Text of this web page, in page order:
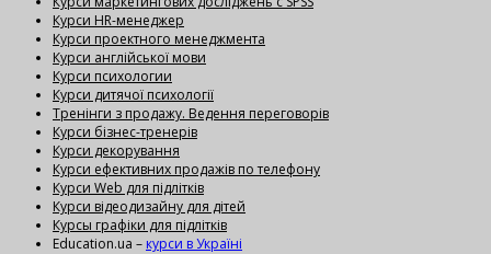
Курси HR-менеджер
Курси проектного менеджмента
Курси англійської мови
Курси психологии
Курси дитячої психології
Тренінги з продажу. Ведення переговорів
Курси бізнес-тренерів
Курси декорування
Курси ефективних продажів по телефону
Курси Web для підлітків
Курси відеодизайну для дітей
Курсы графіки для підлітків
Education.ua – курси в Україні